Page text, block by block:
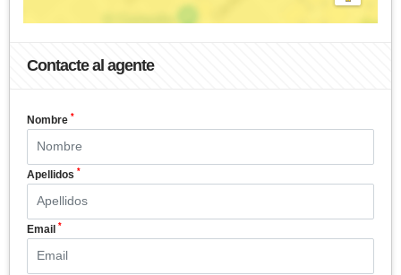
Contacte al agente
Nombre *
Apellidos *
Email *